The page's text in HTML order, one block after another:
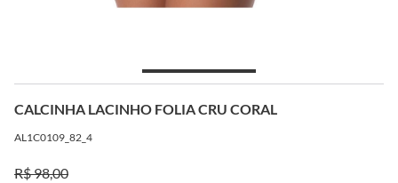
CALCINHA LACINHO FOLIA CRU CORAL
AL1C0109_82_4
R$ 98,00